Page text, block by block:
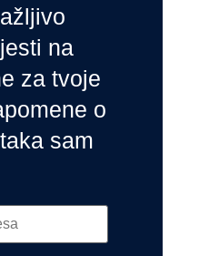
na
za tvoje
o
sam